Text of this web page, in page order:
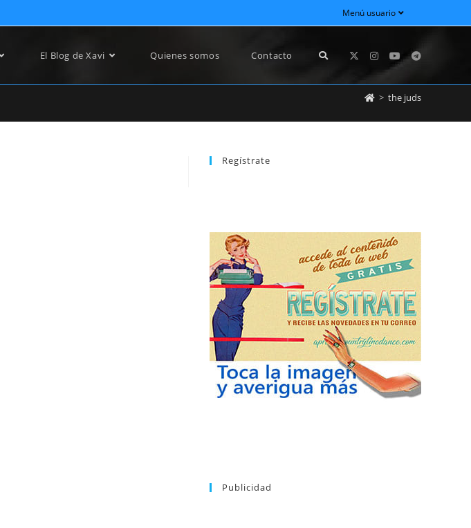
Menú usuario
El Blog de Xavi Quienes somos Contacto
> the juds
Regístrate
Tras registrarte tendrás acceso completo a
la web. Puedes consultar el directorio
alfabético de vídeos tutoriales y aprender la
coreografía que más te apetezca. Recibirás
en tu correo la newsletter con las
novedades tanto en el blog, como de
nuevos bailes. En cualquier momento
puedes dar de baja tu suscripción a la
newsletter sin dejar de estar registrado.
REGÍSTRATE
Publicidad